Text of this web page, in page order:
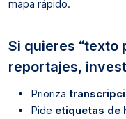
mapa rápido.
Si quieres “texto
reportajes,
Prioriza
Pide etiquetas de